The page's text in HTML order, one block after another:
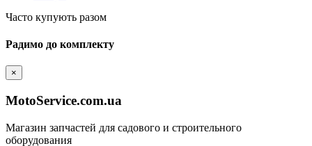
Часто купують разом
Радимо до комплекту
×
MotoService.com.ua
Магазин запчастей для садового и строительного
оборудования